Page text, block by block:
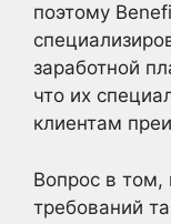
поэтому
заработной
что их
клиентам
Вопрос в
требований